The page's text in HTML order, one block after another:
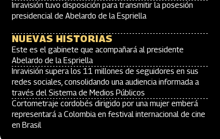
Inravisión tuvo disposición para transmitir la posesión
presidencial de Abelardo de la Espriella
NUEVAS HISTORIAS
Este es el gabinete que acompañará al presidente
Abelardo de la Espriella
Inravisión supera los 11 millones de seguidores en sus
redes sociales, consolidando una audiencia informada a
través del Sistema de Medios Públicos
Cortometraje cordobés dirigido por una mujer emberá
representará a Colombia en festival internacional de cine
en Brasil